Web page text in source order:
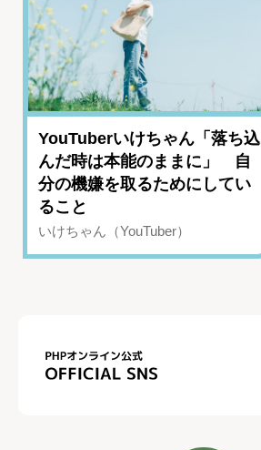
YouTuberいけちゃん「落ち込
んだ時は本能のままに」 自
分の機嫌を取るためにしてい
ること
いけちゃん（YouTuber）